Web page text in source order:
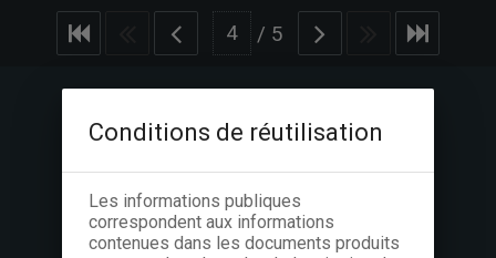
/ 5
Conditions de réutilisation
Les informations publiques
correspondent aux informations
contenues dans les documents produits